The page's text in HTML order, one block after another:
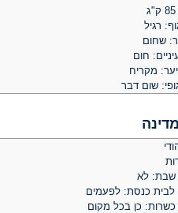
רגיל
שחום
חום
מקריח
שום דבר
שבת: לא
לבית כנסת: לפעמים
כן בכל מקום